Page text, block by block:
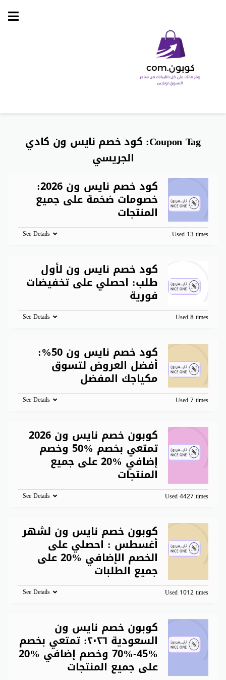
Skip
Coupon Tag: كود خصم نايس ون كادي
الجريسي
كود خصم نايس ون 2026:
خصومات ضخمة على جميع
المنتجات
Used 13 times
See Details
كود خصم نايس ون لأول
طلب: احصلي على تخفيضات
فورية
Used 8 times
See Details
كود خصم نايس ون 50%:
أفضل العروض لتسوق
مكياجك المفضل
Used 7 times
See Details
كوبون خصم نايس ون 2026
تمتعي بخصم %50 وخصم
إضافي %20 على جميع
المنتجات
Used 4427 times
See Details
كوبون خصم نايس ون لشهر
أغسطس : احصلي على
الخصم الإضافي %20 على
جميع الطلبات
Used 1012 times
See Details
كوبون خصم نايس ون
السعودية ٢٠٢٦: تمتعي بخصم
%45-%70 وخصم إضافي %20
على جميع المنتجات